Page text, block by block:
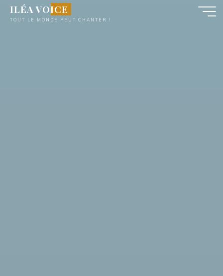
AllerILÉA VOICE
TOUT LE MONDE PEUT CHANTER !